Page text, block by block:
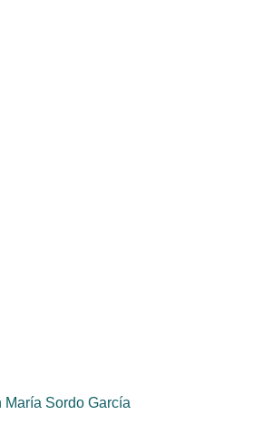
María Sordo García